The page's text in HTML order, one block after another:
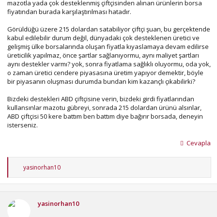
mazotla yada çok desteklenmiş çiftçisinden alınan ürünlerin borsa
fiyatından burada karşılaştırılması hatadır.
Görüldüğü üzere 215 dolardan satabiliyor çiftçi şuan, bu gerçektende
kabul edilebilir durum değil, dünyadaki çok desteklenen üretici ve
gelişmiş ülke borsalarında oluşan fiyatla kıyaslamaya devam edilirse
üreticilik yapılmaz, önce şartlar sağlanıyormu, aynı maliyet şartları
aynı destekler varmı? yok, sonra fiyatlama sağlıklı oluyormu, oda yok,
o zaman üretici cendere piyasasına üretim yapıyor demektir, böyle
bir piyasanın oluşması durumda bundan kim kazançlı çıkabilirki?
Bizdeki destekleri ABD çiftçisine verin, bizdeki girdi fiyatlarından
kullansınlar mazotu gübreyi, sonrada 215 dolardan ürünü alsınlar,
ABD çiftçisi 50 kere battım ben battım diye bağırır borsada, deneyin
isterseniz.
Cevapla
T
p
yasinorhan10
yasinorhan10